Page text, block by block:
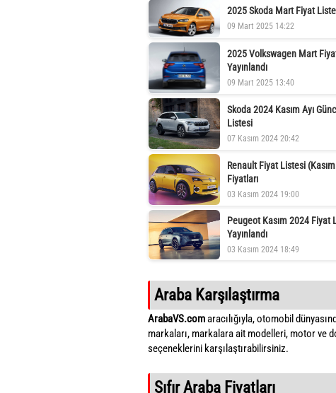
2025 Skoda Mart Fiyat
09 Mart 2025 14:22
2025 Volkswagen Mart
Yayınlandı
09 Mart 2025 13:40
Skoda 2024 Kasım Ayı
Listesi
07 Kasım 2024 20:42
Renault Fiyat Listesi
Fiyatları
03 Kasım 2024 19:00
Peugeot Kasım 2024 Fiyat
Yayınlandı
03 Kasım 2024 18:49
Araba Karşılaştırma
ArabaVS.comaracılığıyla, otomobil
markaları, markalara ait modelleri, motor ve
seçeneklerini karşılaştırabilirsiniz.
Sıfır Araba Fiyatları